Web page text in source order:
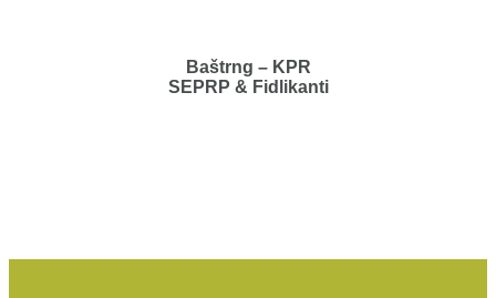
Baštrng – KPR
SEPRP & Fidlikanti